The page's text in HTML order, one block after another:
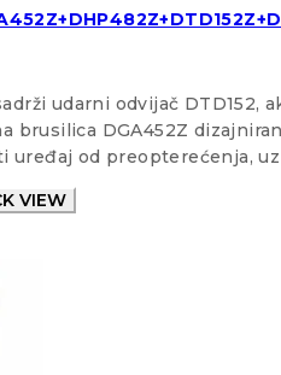
udarni odvijač DTD152,
brusilica DGA452Z
od preopterećenja,
VIEW